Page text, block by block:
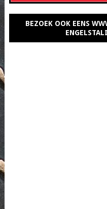
BEZOEK OOK EENS